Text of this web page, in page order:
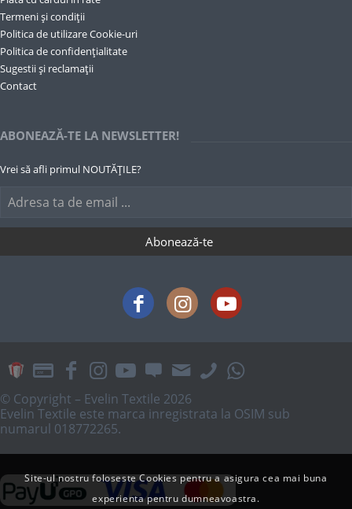
Termeni și condiții
Politica de utilizare Cookie-uri
Politica de confidențialitate
Sugestii și reclamații
Contact
ABONEAZĂ-TE LA NEWSLETTER!
Vrei să afli primul NOUTĂȚILE?
© Copyright – Evelin Textile 2026
Evelin Textile este marca inregistrata la OSIM sub
numarul 018772265.
Site-ul nostru foloseste Cookies pentru a asigura cea mai buna
experienta pentru dumneavoastra.